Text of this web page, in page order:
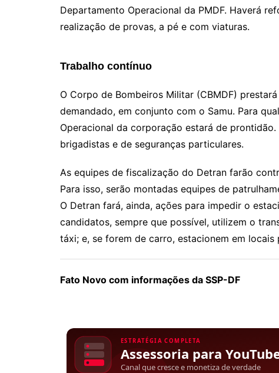
Departamento Operacional da PMDF. Haverá
realização de provas, a pé e com viaturas.
Trabalho contínuo
O Corpo de Bombeiros Militar (CBMDF)
demandado, em conjunto com o Samu. Para
Operacional da corporação estará de
brigadistas e de seguranças particulares.
As equipes de fiscalização do Detran farão
Para isso, serão montadas equipes de
O Detran fará, ainda, ações para impedir o
candidatos, sempre que possível, utilizem o
táxi; e, se forem de carro, estacionem em locais
Fato Novo com informações da SSP-DF